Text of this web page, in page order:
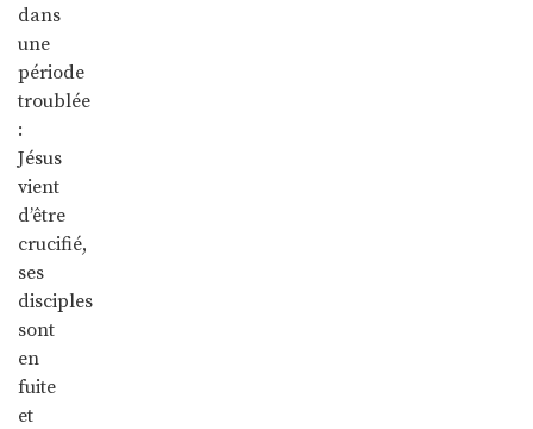
dans
une
période
troublée
:
Jésus
vient
d’être
crucifié,
ses
disciples
sont
en
fuite
et